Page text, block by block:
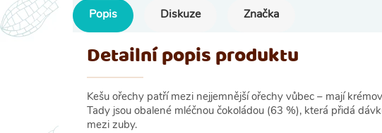
Popis Diskuze Značka
Detailní popis produktu
Kešu ořechy patří mezi nejjemnější ořechy vůbec – mají
Tady jsou obalené mléčnou čokoládou (63 %), která přidá
mezi zuby.